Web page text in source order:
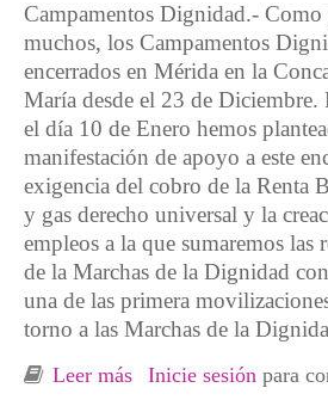
Campamentos Dignidad.- Como
muchos, los Campamentos
encerrados en Mérida en la
María desde el 23 de Diciembre.
el día 10 de Enero hemos
manifestación de apoyo a este
exigencia del cobro de la Renta
y gas derecho universal y la
empleos a la que sumaremos las
de la Marchas de la Dignidad
una de las primera
torno a las Marchas de la
Leer más sobre Acto y
Inicie sesión para